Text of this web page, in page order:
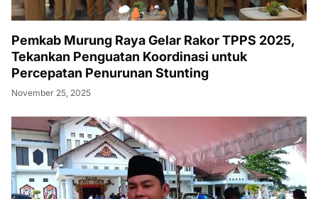
Pemkab Murung Raya Gelar Rakor TPPS 2025,
Tekankan Penguatan Koordinasi untuk
Percepatan Penurunan Stunting
November 25, 2025